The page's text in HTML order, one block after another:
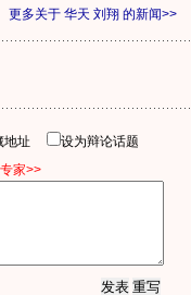
更多关于 华天 刘翔 的新闻>>
地址
设为辩论话题
家>>